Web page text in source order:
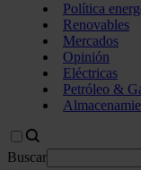
Política
Renovables
Mercados
Opinión
Eléctricas
Petróleo &
Buscar